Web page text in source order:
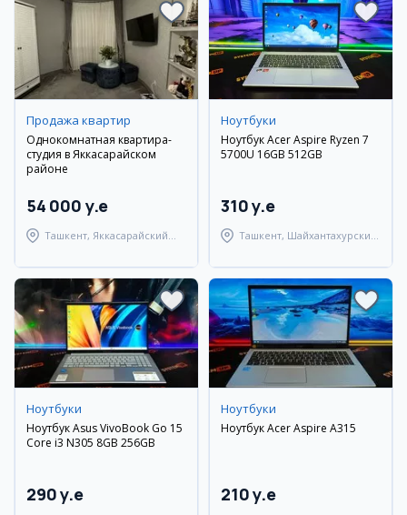
Продажа квартир
Однокомнатная квартира-
студия в Яккасарайском
районе
54 000 y.e
Ташкент, Яккасарайский
Ноутбуки
Ноутбук Acer Aspire Ryzen 7
5700U 16GB 512GB
310 y.e
Ташкент, Шайхантахурский
Ноутбуки
Ноутбук Asus VivoBook Go 15
Core i3 N305 8GB 256GB
290 y.e
Ноутбуки
Ноутбук Acer Aspire A315
210 y.e